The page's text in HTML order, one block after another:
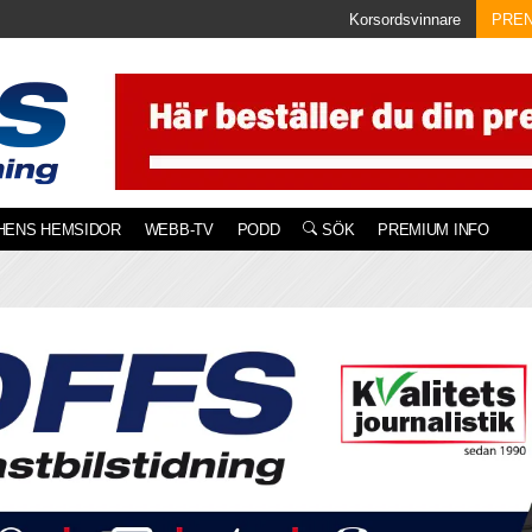
Korsordsvinnare
HEMSIDOR WEBB-TV PODD SÖK PREMIUM INFO